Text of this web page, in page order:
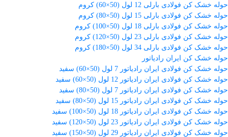
حوله خشک کن فولادی بارلی 12 لول (50×60) کروم
حوله خشک کن فولادی بارلی 15 لول (50×80) کروم
حوله خشک کن فولادی بارلی 18 لول (50×100) کروم
حوله خشک کن فولادی بارلی 23 لول (50×120) کروم
حوله خشک کن فولادی بارلی 34 لول (50×180) کروم
حوله خشک کن ایران رادیاتور
حوله خشک کن فولادی ایران رادیاتور 7 لول (50×60) سفید
حوله خشک کن فولادی ایران رادیاتور 12 لول (50×60) سفید
حوله خشک کن فولادی ایران رادیاتور 7 لول (50×80) سفید
حوله خشک کن فولادی ایران رادیاتور 15 لول (50×80) سفید
حوله خشک کن فولادی ایران رادیاتور 18 لول (50×100) سفید
حوله خشک کن فولادی ایران رادیاتور 23 لول (50×120) سفید
حوله خشک کن فولادی ایران رادیاتور 29 لول (50×150) سفید